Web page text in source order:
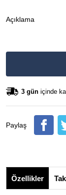
Açıklama
3 gün içinde
Paylaş
Özellikler